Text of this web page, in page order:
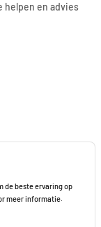
helpen en advies
de beste ervaring op
meer informatie.